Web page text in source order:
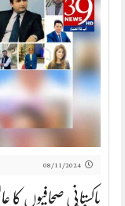
08/11/2024
پاکستانی صحافیوں کا